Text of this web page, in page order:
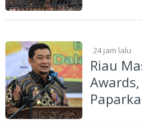
24 jam lalu
Riau